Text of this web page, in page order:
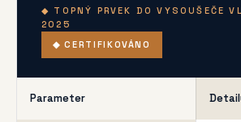
◆ TOPNÝ PRVEK DO VYSOUŠEČE
2025
◆ CERTIFIKOVÁNO
Parameter